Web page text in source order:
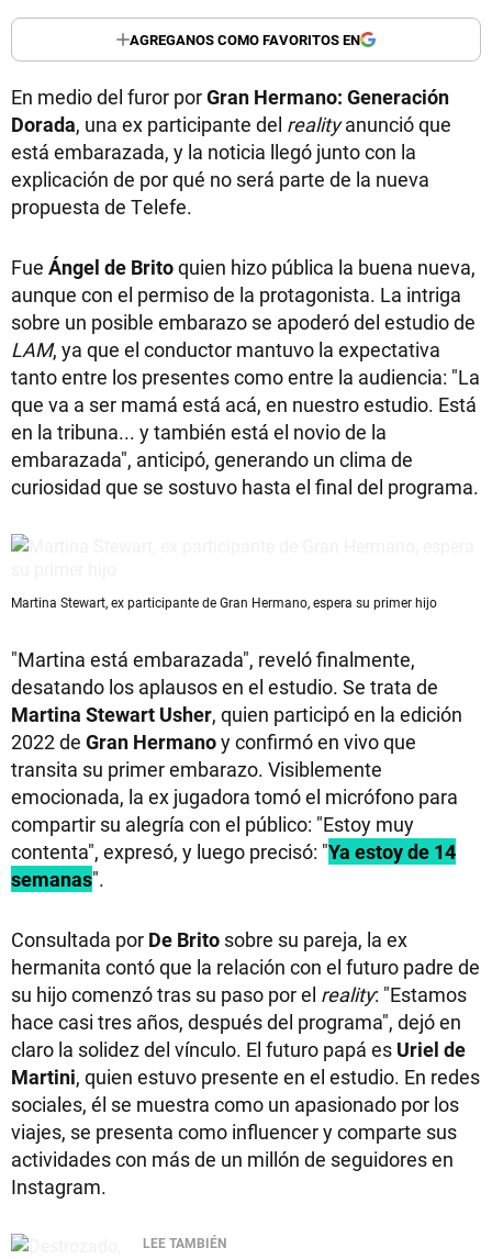
AGREGANOS COMO FAVORITOS EN
En medio del furor porGran Hermano: Generación
Dorada, una ex participante del realityanunció que
está embarazada, y la noticia llegó junto con la
explicación de por qué no será parte de la nueva
propuesta de Telefe.
Fue Ángel de Britoquien hizo pública la buena nueva,
aunque con el permiso de la protagonista. La intriga
sobre un posible embarazo se apoderó del estudio de
LAM, ya que el conductor mantuvo la expectativa
tanto entre los presentes como entre la audiencia: "La
que va a ser mamá está acá, en nuestro estudio. Está
en la tribuna... y también está el novio de la
embarazada", anticipó, generando un clima de
curiosidad que se sostuvo hasta el final del programa.
Martina Stewart, ex participante de Gran Hermano, espera su primer hijo
"Martina está embarazada", reveló finalmente,
desatando los aplausos en el estudio. Se trata de
Martina Stewart Usher, quien participó en la edición
2022 de Gran Hermanoy confirmó en vivo que
transita su primer embarazo. Visiblemente
emocionada, la ex jugadora tomó el micrófono para
compartir su alegría con el público: "Estoy muy
contenta", expresó, y luego precisó: "Ya estoy de 14
semanas".
Consultada por De Brito sobre su pareja, la ex
hermanita contó que la relación con el futuro padre de
su hijo comenzó tras su paso por el reality: "Estamos
hace casi tres años, después del programa", dejó en
claro la solidez del vínculo. El futuro papá es Uriel de
Martini, quien estuvo presente en el estudio. En redes
sociales, él se muestra como un apasionado por los
viajes, se presenta como influencer y comparte sus
actividades con más de un millón de seguidores en
Instagram.
LEE TAMBIÉN